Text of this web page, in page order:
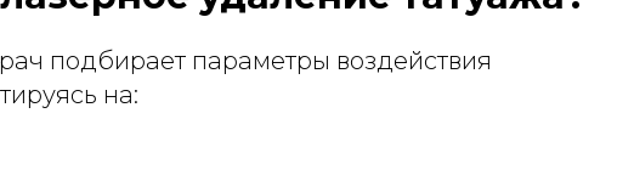
подбирает параметры воздействия
на: